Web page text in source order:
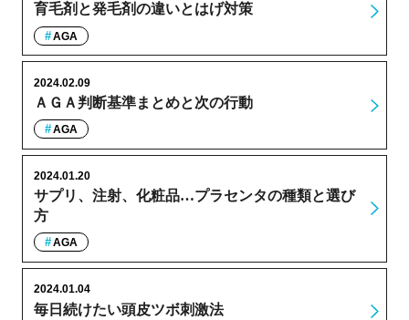
育毛剤と発毛剤の違いとはげ対策
AGA
ＡＧＡ判断基準まとめと次の行動
2024.02.09
AGA
サプリ、注射、化粧品…プラセンタの種類と選び
方
2024.01.20
AGA
毎日続けたい頭皮ツボ刺激法
2024.01.04